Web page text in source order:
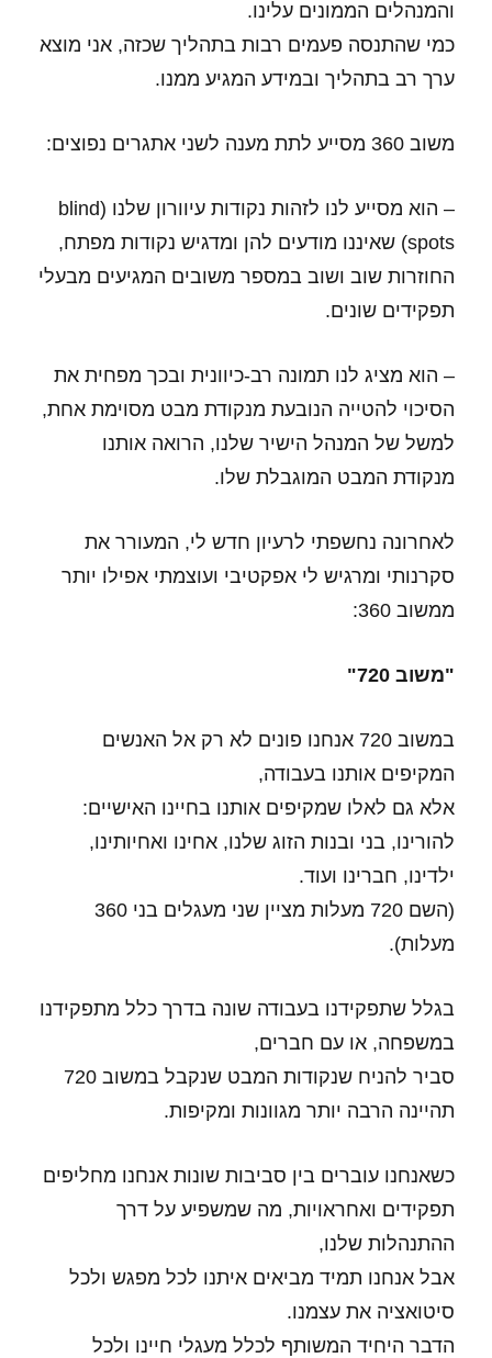
והמנהלים הממונים עלינו.
כמי שהתנסה פעמים רבות בתהליך שכזה, אני מוצא
ערך רב בתהליך ובמידע המגיע ממנו.
משוב 360 מסייע לתת מענה לשני אתגרים נפוצים:
– הוא מסייע לנו לזהות נקודות עיוורון שלנו (blind
spots) שאיננו מודעים להן ומדגיש נקודות מפתח,
החוזרות שוב ושוב במספר משובים המגיעים מבעלי
תפקידים שונים.
– הוא מציג לנו תמונה רב-כיוונית ובכך מפחית את
הסיכוי להטייה הנובעת מנקודת מבט מסוימת אחת,
למשל של המנהל הישיר שלנו, הרואה אותנו
מנקודת המבט המוגבלת שלו.
לאחרונה נחשפתי לרעיון חדש לי, המעורר את
סקרנותי ומרגיש לי אפקטיבי ועוצמתי אפילו יותר
ממשוב 360:
"משוב 720"
במשוב 720 אנחנו פונים לא רק אל האנשים
המקיפים אותנו בעבודה,
אלא גם לאלו שמקיפים אותנו בחיינו האישיים:
להורינו, בני ובנות הזוג שלנו, אחינו ואחיותינו,
ילדינו, חברינו ועוד.
(השם 720 מעלות מציין שני מעגלים בני 360
מעלות).
בגלל שתפקידנו בעבודה שונה בדרך כלל מתפקידנו
במשפחה, או עם חברים,
סביר להניח שנקודות המבט שנקבל במשוב 720
תהיינה הרבה יותר מגוונות ומקיפות.
כשאנחנו עוברים בין סביבות שונות אנחנו מחליפים
תפקידים ואחראויות, מה שמשפיע על דרך
ההתנהלות שלנו,
אבל אנחנו תמיד מביאים איתנו לכל מפגש ולכל
סיטואציה את עצמנו.
הדבר היחיד המשותף לכלל מעגלי חיינו ולכל